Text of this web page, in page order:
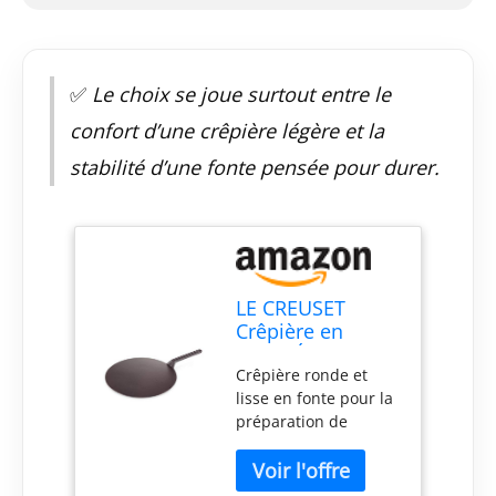
✅ Le choix se joue surtout entre le
confort d’une crêpière légère et la
stabilité d’une fonte pensée pour durer.
LE CREUSET
Crêpière en
avec Poignée en
Fer, Spatule et
Râteau en Bois,
32 cm, 3,275 kg,
Noir Mat,
Crêpière ronde et
lisse en fonte pour la
préparation de
sucrées et salées
Fonte économe en